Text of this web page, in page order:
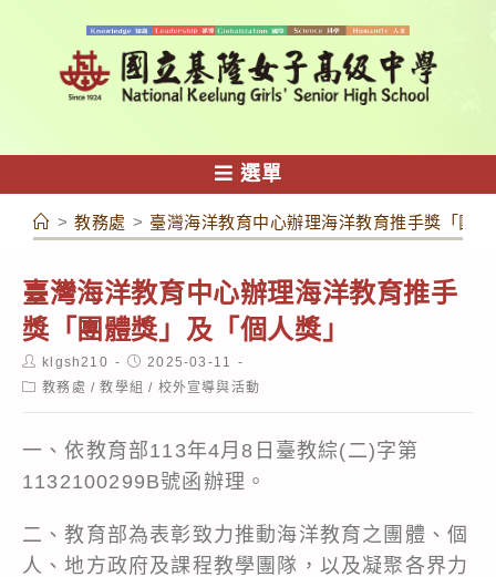
容
選單
> 教務處 > 臺灣海洋教育中心辦理海洋教育推手獎「團
臺灣海洋教育中心辦理海洋教育推手
獎「團體獎」及「個人獎」
Post
author:
klgsh210
Post
published:
2025-03-11
Post教務處 / 教學組 / 校外宣導與活動
一、依教育部113年4月8日臺教綜(二)字第
1132100299B號函辦理。
二、教育部為表彰致力推動海洋教育之團體、個
人、地方政府及課程教學團隊，以及凝聚各界力